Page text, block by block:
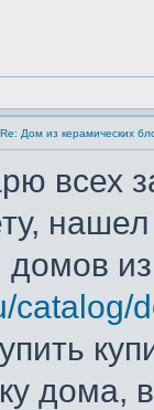
Re: Дом из керамических
всех
домов
catalog/
дома,